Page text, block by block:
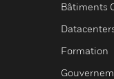
Bâtiments
Formation